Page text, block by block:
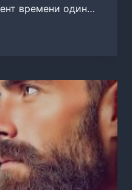
времени один…